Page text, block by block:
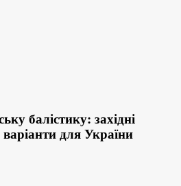
балістику: західні
для України